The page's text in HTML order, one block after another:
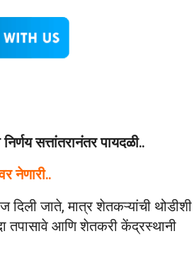
सत्तांतरानंतर पायदळी..
नेणारी..
दिली जाते, मात्र शेतकऱ्यांची थोडीशी
तपासावे आणि शेतकरी केंद्रस्थानी